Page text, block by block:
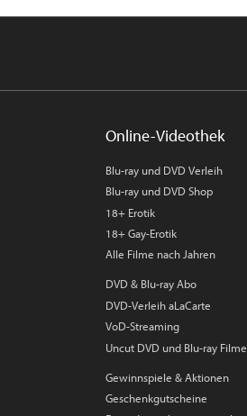
Online-Videothek
Blu-ray und DVD Verleih
Blu-ray und DVD Shop
18+ Erotik
18+ Gay-Erotik
Alle Filme nach Jahren
DVD & Blu-ray Abo
DVD-Verleih aLaCarte
VoD-Streaming
Uncut DVD und Blu-ray Filme
Gewinnspiele & Aktionen
Geschenkgutscheine